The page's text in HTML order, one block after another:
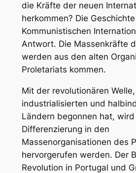
die Kräfte der neuen
herkommen? Die
Kommunistischen
Antwort. Die Massenkräfte
werden aus den alten
Proletariats kommen.
Mit der revolutionären
industrialisierten und
Ländern begonnen hat, wird
Differenzierung in den
Massenorganisationen des
hervorgerufen werden. Der
Revolution in Portugal und